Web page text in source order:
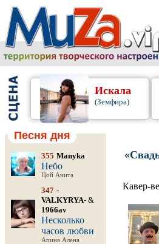
Искала
(Земфира)
Песня дня
355 Manyka
Небо
Цой Анита
347 -
VALKYRYA- &
1966av
Несколько
часов любви
Апина Алена
«
Кавер-